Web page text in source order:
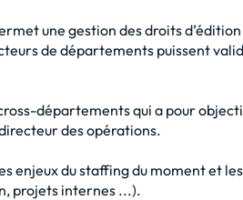
une gestion des droits
de départements puissent
départements qui a pour
des opérations.
enjeux du staffing du moment et
projets internes ...).